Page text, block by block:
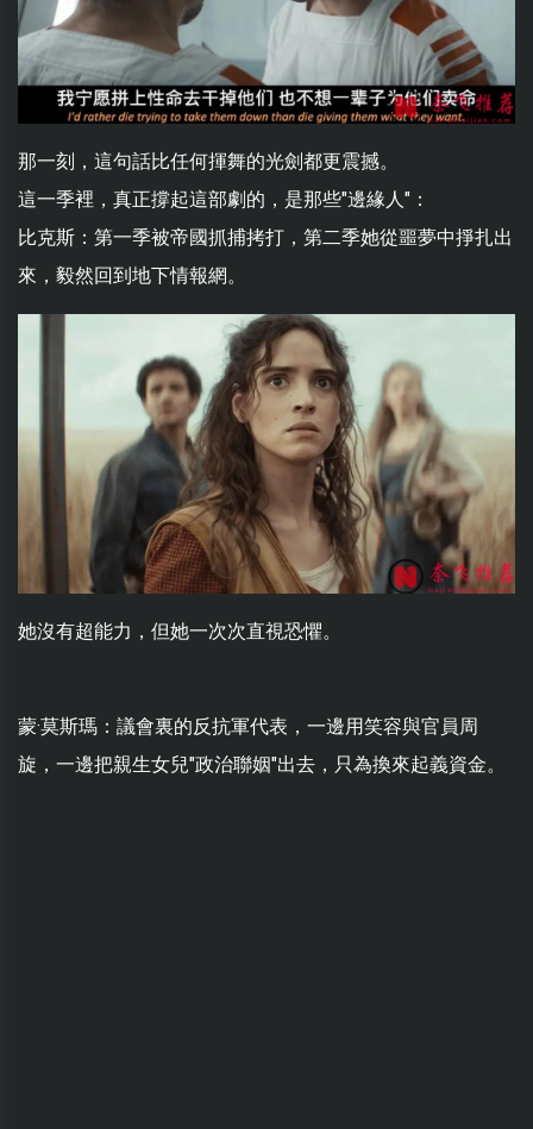
那一刻，這句話比任何揮舞的光劍都更震撼。
這一季裡，真正撐起這部劇的，是那些"邊緣人"：
比克斯：第一季被帝國抓捕拷打，第二季她從噩夢中掙扎出
來，毅然回到地下情報網。
她沒有超能力，但她一次次直視恐懼。
蒙·莫斯瑪：議會裏的反抗軍代表，一邊用笑容與官員周
旋，一邊把親生女兒"政治聯姻"出去，只為換來起義資金。